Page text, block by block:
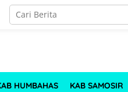
HUMBAHAS KAB SAMOSIR